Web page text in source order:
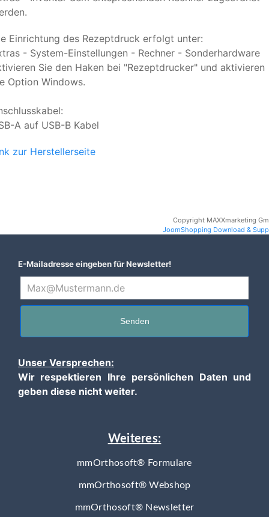
Einrichtung des Rezeptdruck erfolgt unter:
- System-Einstellungen - Rechner - Sonderhardware
Sie den Haken bei "Rezeptdrucker" und aktivieren
Option Windows.
A auf USB-B Kabel
zur Herstellerseite
Copyright MAXXmarketing
JoomShopping Download &
E-Mailadresse eingeben für Newsletter!
Senden
Unser Versprechen:
Wir respektieren Ihre persönlichen Daten und
geben diese nicht weiter.
Weiteres:
mmOrthosoft® Formulare
mmOrthosoft® Webshop
mmOrthosoft® Newsletter